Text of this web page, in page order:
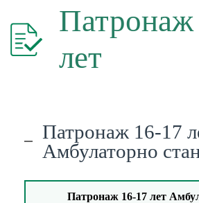
лет
Патронаж 16-17
Амбулаторно
Патронаж 16-17 лет